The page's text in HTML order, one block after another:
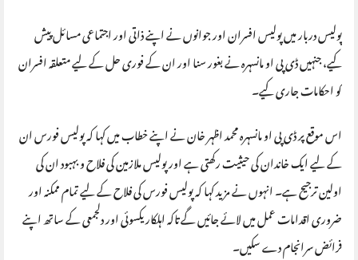
پولیس دربار میں پولیس افسران اور جوانوں نے اپنے ذاتی اور اجتماعی مسائل پیش
کیے، جنہیں ڈی پی او مانسہرہ نے بغور سنا اور ان کے فوری حل کے لیے متعلقہ افسران
کو احکامات جاری کیے۔
اس موقع پر ڈی پی او مانسہرہ محمد اظہر خان نے اپنے خطاب میں کہا کہ پولیس فورس ان
کے لیے ایک خاندان کی حیثیت رکھتی ہے اور پولیس ملازمین کی فلاح و بہبود ان کی
اولین ترجیح ہے۔ انہوں نے مزید کہا کہ پولیس فورس کی فلاح کے لیے تمام ممکنہ اور
ضروری اقدامات عمل میں لائے جائیں گے تاکہ اہلکار یکسوئی اور دلجمعی کے ساتھ اپنے
فرائض سرانجام دے سکیں۔